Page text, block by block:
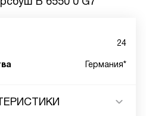
24
Германия*